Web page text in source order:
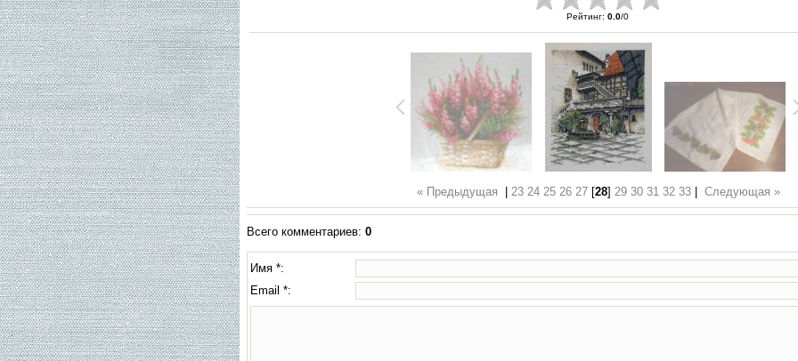
Рейтинг:0.0/0
« Предыдущая 23 24 25 26 27[28] 29 30 31 32 33| Следующая »
Всего комментариев: 0
Имя *:
Email *: